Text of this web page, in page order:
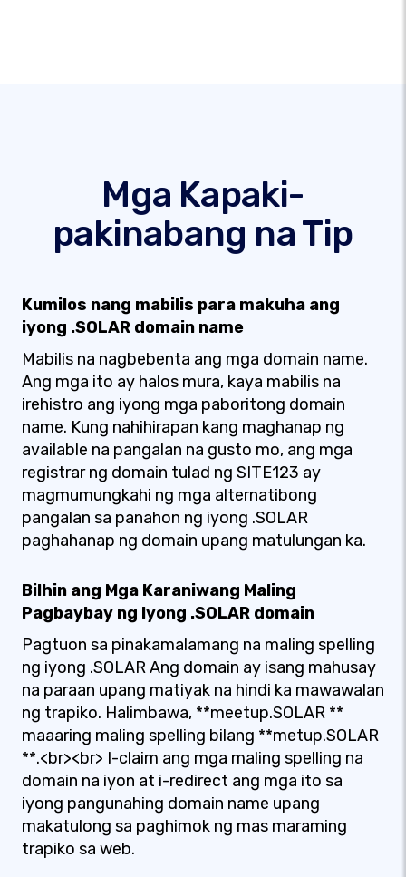
Mga Kapaki-
pakinabang na Tip
Kumilos nang mabilis para makuha ang
iyong .SOLAR domain name
Mabilis na nagbebenta ang mga domain name.
Ang mga ito ay halos mura, kaya mabilis na
irehistro ang iyong mga paboritong domain
name. Kung nahihirapan kang maghanap ng
available na pangalan na gusto mo, ang mga
registrar ng domain tulad ng SITE123 ay
magmumungkahi ng mga alternatibong
pangalan sa panahon ng iyong .SOLAR
paghahanap ng domain upang matulungan ka.
Bilhin ang Mga Karaniwang Maling
Pagbaybay ng Iyong .SOLAR domain
Pagtuon sa pinakamalamang na maling spelling
ng iyong .SOLAR Ang domain ay isang mahusay
na paraan upang matiyak na hindi ka mawawalan
ng trapiko. Halimbawa, **meetup.SOLAR **
maaaring maling spelling bilang **metup.SOLAR
**.<br><br> I-claim ang mga maling spelling na
domain na iyon at i-redirect ang mga ito sa
iyong pangunahing domain name upang
makatulong sa paghimok ng mas maraming
trapiko sa web.